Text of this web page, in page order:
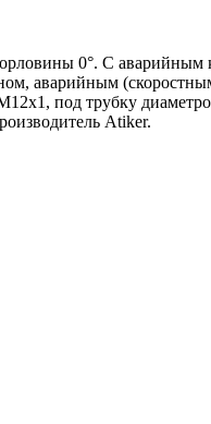
0°. С аварийным
аварийным
под трубку
Atiker.